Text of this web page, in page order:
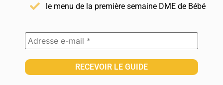
le menu de la première semaine DME de Bébé